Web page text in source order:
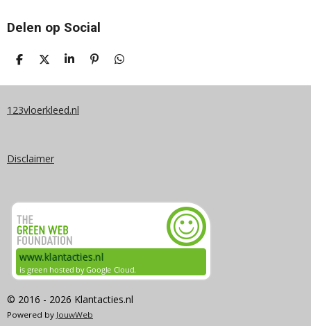
Delen op Social
D
L
N
D
E
S
A
E
P
N
D
L
123vloerkleed.nl
Disclaimer
© 2016 - 2026 Klantacties.nl
Powered by JouwWeb